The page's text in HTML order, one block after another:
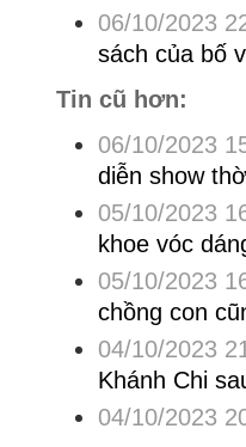
06/10/2023
sách của bố
Tin cũ hơn:
06/10/2023
diễn show
05/10/2023
khoe vóc
05/10/2023
chồng con
04/10/2023
Khánh Chi
04/10/2023